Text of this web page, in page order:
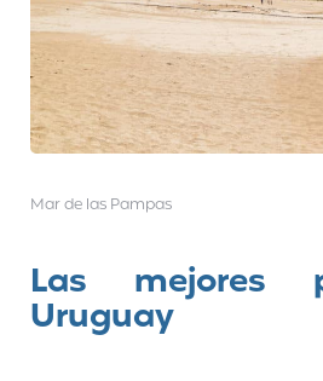
Mar de las Pampas
Las mejores
Uruguay